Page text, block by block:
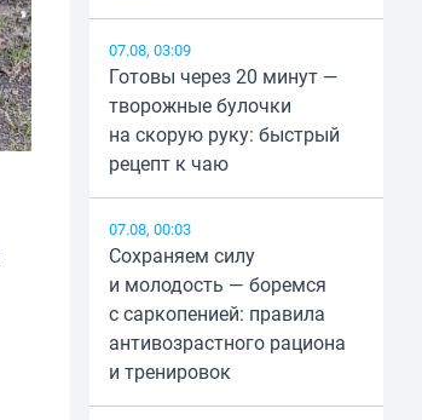
07.08, 03:09
Готовы через 20 минут —
творожные булочки
на скорую руку: быстрый
рецепт к чаю
07.08, 00:03
Сохраняем силу
и молодость — боремся
с саркопенией: правила
антивозрастного рациона
и тренировок